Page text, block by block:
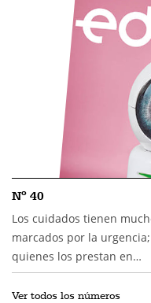
Nº 40
Los cuidados tienen
marcados por la
quienes los prestan en…
Ver todos los números